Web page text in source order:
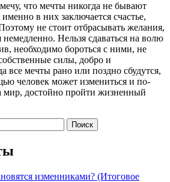
что мечты никогда не бывают
в них заключается счастье,
не стоит отбрасывать желания,
Нельзя сдаваться на волю
необходимо бороться с ними, не
силы, добро и
все мечты рано или поздно сбудутся,
человек может измениться и по-
мир, достойно пройти жизненный
Поиск
изменниками? (Итоговое